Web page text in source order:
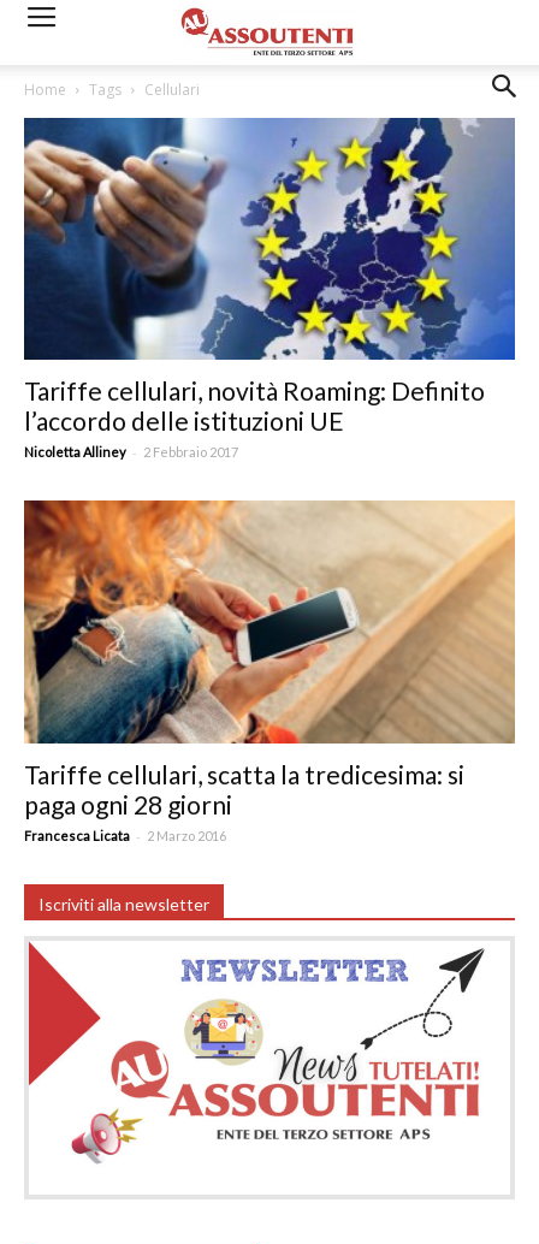
Home Tags Cellulari
Tariffe cellulari, novità Roaming: Definito
l’accordo delle istituzioni UE
Nicoletta Alliney - 2 Febbraio 2017
Tariffe cellulari, scatta la tredicesima: si
paga ogni 28 giorni
Francesca Licata - 2 Marzo 2016
Iscriviti alla newsletter